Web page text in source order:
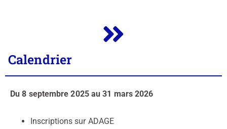
Calendrier
Du 8 septembre 2025 au 31 mars 2026
Inscriptions sur ADAGE